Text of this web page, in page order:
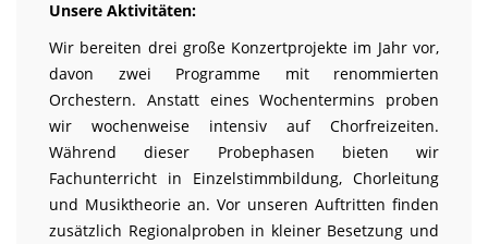
Unsere Aktivitäten:
Wir bereiten drei große Konzertprojekte im Jahr vor,
davon zwei Programme mit renommierten
Orchestern. Anstatt eines Wochentermins proben
wir wochenweise intensiv auf Chorfreizeiten.
Während dieser Probephasen bieten wir
Fachunterricht in Einzelstimmbildung, Chorleitung
und Musiktheorie an. Vor unseren Auftritten finden
zusätzlich Regionalproben in kleiner Besetzung und